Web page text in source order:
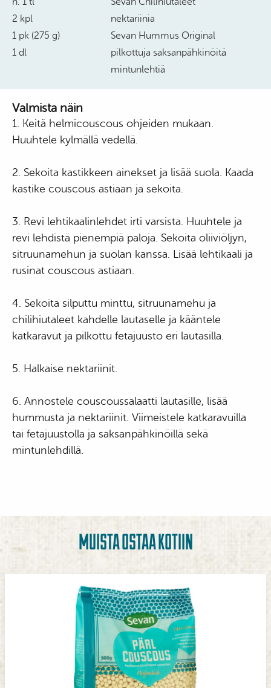
2 kpl
nektariinia
1 pk (275 g)
Sevan Hummus Original
1 dl
pilkottuja saksanpähkinöitä
mintunlehtiä
Valmista näin
1. Keitä helmicouscous ohjeiden mukaan.
Huuhtele kylmällä vedellä.
2. Sekoita kastikkeen ainekset ja lisää suola. Kaada
kastike couscous astiaan ja sekoita.
3. Revi lehtikaalinlehdet irti varsista. Huuhtele ja
revi lehdistä pienempiä paloja. Sekoita oliiviöljyn,
sitruunamehun ja suolan kanssa. Lisää lehtikaali ja
rusinat couscous astiaan.
4. Sekoita silputtu minttu, sitruunamehu ja
chilihiutaleet kahdelle lautaselle ja kääntele
katkaravut ja pilkottu fetajuusto eri lautasilla.
5. Halkaise nektariinit.
6. Annostele couscoussalaatti lautasille, lisää
hummusta ja nektariinit. Viimeistele katkaravuilla
tai fetajuustolla ja saksanpähkinöillä sekä
mintunlehdillä.
MUISTA OSTAA KOTIIN